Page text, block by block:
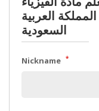
العربية
السعودية
Nickname *